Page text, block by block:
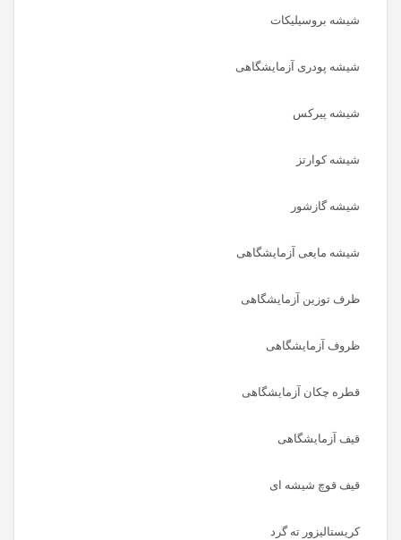
شیشه بروسیلیکات
شیشه پودری آزمایشگاهی
شیشه پیرکس
شیشه کوارتز
شیشه گازشور
شیشه مایعی آزمایشگاهی
ظرف توزین آزمایشگاهی
ظروف آزمایشگاهی
قطره چکان آزمایشگاهی
قیف آزمایشگاهی
قیف قوچ شیشه ای
کریستالیزور ته گرد